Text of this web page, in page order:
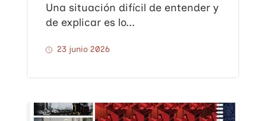
Una situación difícil de entender y
de explicar es lo...
23 junio 2026